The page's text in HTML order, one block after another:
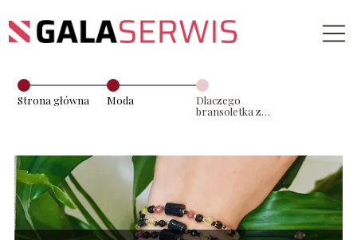
Strona główna Moda
Dlaczego
bransoletka z
„biżuterią ciszy”